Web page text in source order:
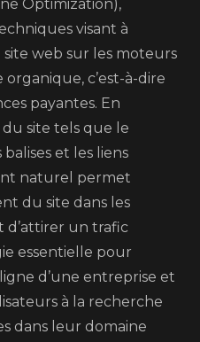
Optimization),
visant à
site web sur les moteurs
c’est-à-dire
payantes. En
site tels que le
et les liens
naturel permet
du site dans les
d’attirer un trafic
essentielle pour
d’une entreprise et
à la recherche
dans leur domaine